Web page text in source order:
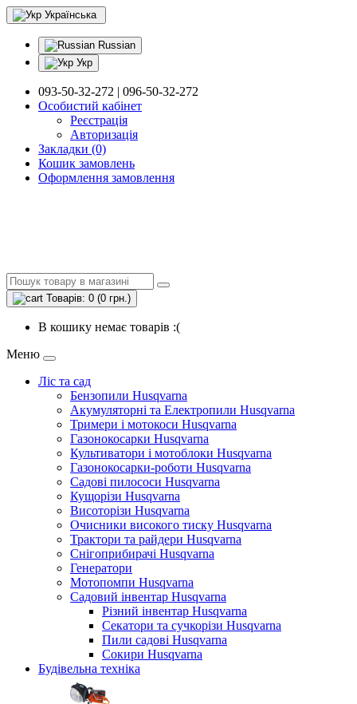
Українська
Russian
Укр
093-50-32-272 | 096-50-32-272
Особистий кабінет
Реєстрація
Авторизація
Закладки (0)
Кошик замовлень
Оформлення замовлення
Товарів: 0 (0 грн.)
В кошику немає товарів :(
Меню
Ліс та сад
Бензопили Husqvarna
Акумуляторні та Електропили Husqvarna
Тримери і мотокоси Husqvarna
Газонокосарки Husqvarna
Культиватори і мотоблоки Husqvarna
Газонокосарки-роботи Husqvarna
Садові пилососи Husqvarna
Кущорізи Husqvarna
Висоторізи Husqvarna
Очисники високого тиску Husqvarna
Трактори та райдери Husqvarna
Снігоприбирачі Husqvarna
Генератори
Мотопомпи Husqvarna
Садовий інвентар Husqvarna
Різний інвентар Husqvarna
Секатори та сучкорізи Husqvarna
Пили садові Husqvarna
Сокири Husqvarna
Будівельна техніка